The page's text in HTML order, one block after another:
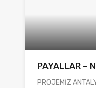
PAYALLAR –
PROJEMİZ